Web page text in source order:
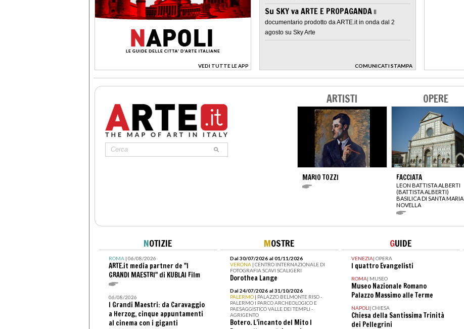
VEDI TUTTE LE APP
>
Su SKY va ARTE E PROPAGANDA Il
documentario prodotto da ARTE.it in onda dal 2
agosto su Sky Arte
COMUNICATI STAMPA
>
ARTISTI
MARIO TOZZI
OPERE
FACCIATA
LEON BATTISTA ALBERTI
(BATTISTA ALBERTI)
BASILICA DI SANTA MARIA
NOVELLA
NOTIZIE
ROMA| 06/08/2026
ARTE.it media partner de "I
GRANDI MAESTRI" di KUBLAI Film
06/08/2026
I Grandi Maestri: da Caravaggio
a Herzog, cinque appuntamenti
al cinema con i giganti
MOSTRE
Dal 30/07/2026 al 01/11/2026
VERONA | CENTRO INTERNAZIONALE DI
FOTOGRAFIA SCAVI SCALIGERI
Dorothea Lange
Dal 24/07/2026 al 31/10/2026
PALERMO | PALAZZO BELMONTE RISO -
PALERMO I PARCO ARCHEOLOGICO E
PAESAGGISTICO VALLE DEI TEMPLI -
AGRIGENTO
Botero. L’incanto del Mito I
GUIDE
VENEZIA| OPERA
I quattro Evangelisti
ROMA| MUSEO
Museo Nazionale Romano
Palazzo Massimo alle Terme
NAPOLI| CHIESA
Chiesa della Santissima Trinità
dei Pellegrini